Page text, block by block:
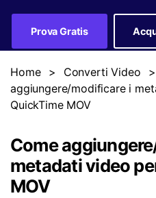
AniSmall per iOS
Masterizzare
Mac Utenti
Tutte le informazioni di cui hai
UniConverter.
Un elenco completo di formati,
Novità
ACQUISTA ORA
search
Prova Gratis
Home > Converti Video >
aggiungere/modificare i
QuickTime MOV
Come
metadati video
MOV